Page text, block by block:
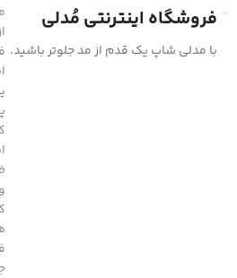
فروشگاه اینترنتی مُدلی
با مدلی شاپ یک قدم از مد جلوتر باشید.